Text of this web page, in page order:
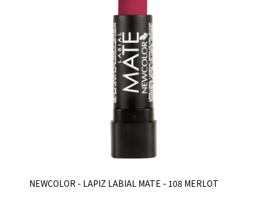
NEWCOLOR - LAPIZ LABIAL MATE - 108 MERLOT